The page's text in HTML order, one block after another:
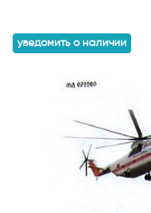
уведомить о наличии